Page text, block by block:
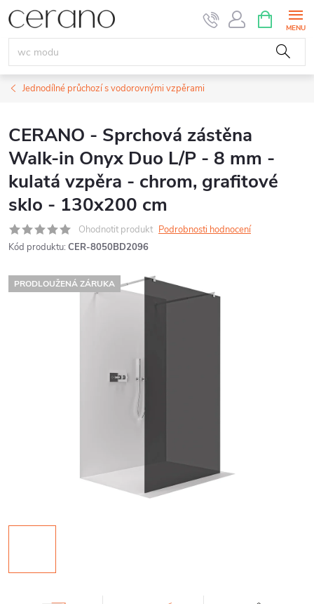
Přejít
na
obsah
NÁKUPNÍ
KOŠÍK
Jednodílné průchozí s vodorovnými vzpěrami
CERANO - Sprchová zástěna
Walk-in Onyx Duo L/P - 8 mm -
kulatá vzpěra - chrom, grafitové
sklo - 130x200 cm
Ohodnotit produkt Podrobnosti hodnocení
Kód produktu: CER-8050BD2096
PRODLOUŽENÁ ZÁRUKA